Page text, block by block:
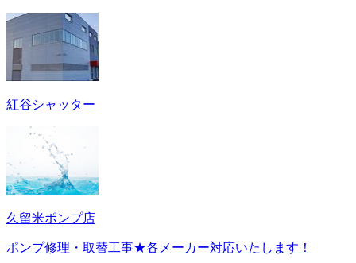
紅谷シャッター
久留米ポンプ店
ポンプ修理・取替工事★各メーカー対応いたします！